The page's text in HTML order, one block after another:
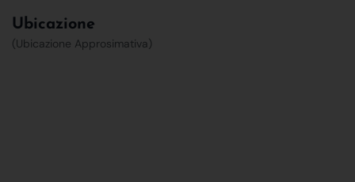
Ubicazione
(Ubicazione Approsimativa)